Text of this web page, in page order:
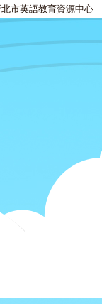
北市英語教育資源中心